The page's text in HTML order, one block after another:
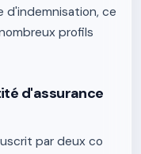
d'indemnisation, ce
profils
d'assurance
par deux co